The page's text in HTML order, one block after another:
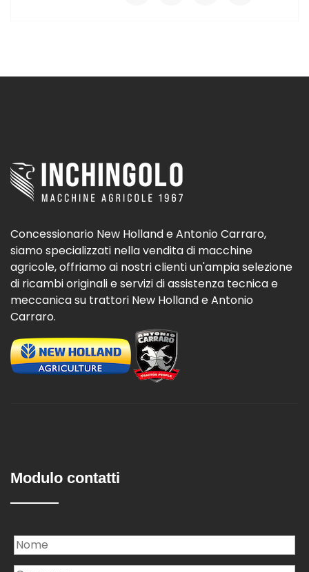
Concessionario New Holland e Antonio Carraro,
siamo specializzati nella vendita di macchine
agricole, offriamo ai nostri clienti un'ampia selezione
di ricambi originali e servizi di assistenza tecnica e
meccanica su trattori New Holland e Antonio
Carraro.
Modulo contatti